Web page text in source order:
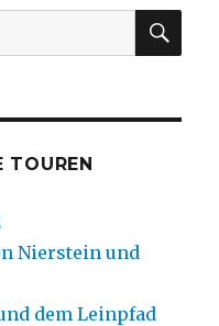
TOUREN
Nierstein und
dem Leinpfad